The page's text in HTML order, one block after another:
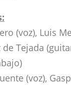
(voz), Luis
de Tejada
(voz),